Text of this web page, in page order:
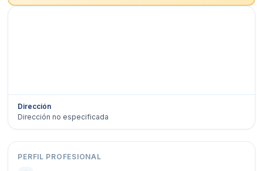
Dirección
Dirección no especificada
PERFIL PROFESIONAL